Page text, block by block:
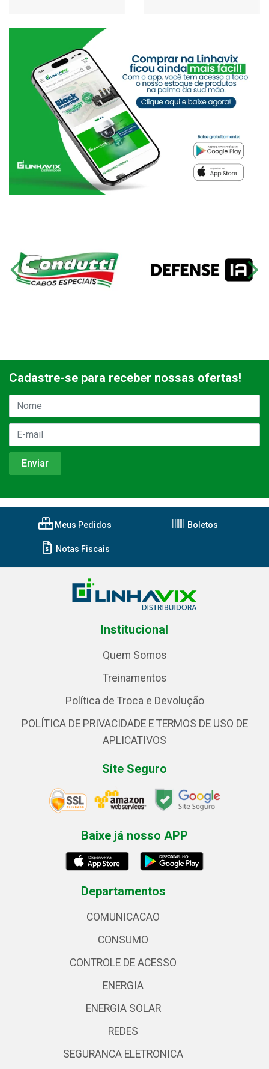
Cadastre-se para receber nossas ofertas!
Meus Pedidos Boletos
Notas Fiscais
Institucional
Quem Somos
Treinamentos
Política de Troca e Devolução
POLÍTICA DE PRIVACIDADE E TERMOS DE USO DE
APLICATIVOS
Site Seguro
Baixe já nosso APP
Departamentos
COMUNICACAO
CONSUMO
CONTROLE DE ACESSO
ENERGIA
ENERGIA SOLAR
REDES
SEGURANCA ELETRONICA